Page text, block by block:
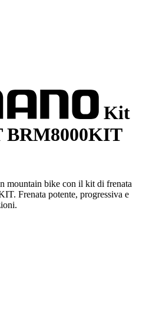
Kit
BRM8000KIT
mountain bike con il kit di frenata
Frenata potente, progressiva e